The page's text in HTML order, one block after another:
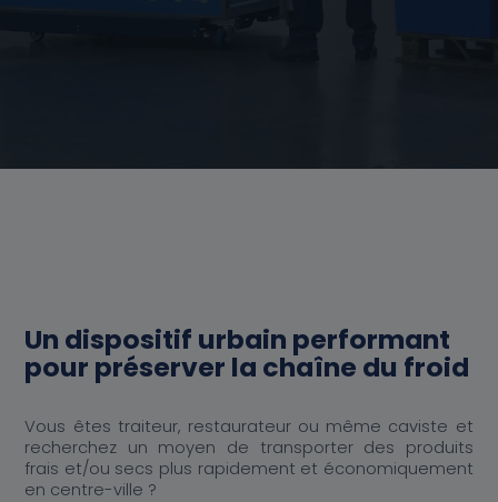
Un dispositif urbain performant
pour préserver la chaîne du froid
Vous êtes traiteur, restaurateur ou même caviste et
recherchez un moyen de transporter des produits
frais et/ou secs plus rapidement et économiquement
en centre-ville ?